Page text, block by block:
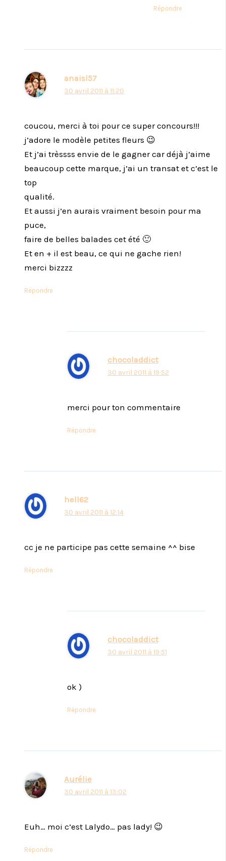
Répondre
anaisl57
30 avril 2011 à 11:20
coucou, merci à toi pour ce super concours!!!
j’adore le modèle petites fleurs 😉
Et j’ai trèssss envie de le gagner car déjà j’aime
beaucoup cette marque, j’ai un transat et c’est le
top
qualité.
Et aussi j’en aurais vraiment besoin pour ma
puce,
faire de belles balades cet été 🙂
Et en + il est beau, ce qui ne gache rien!
merci bizzzz
Répondre
chocoladdict
30 avril 2011 à 19:52
merci pour ton commentaire
Répondre
hell62
30 avril 2011 à 12:14
cc je ne participe pas cette semaine ^^ bise
Répondre
chocoladdict
30 avril 2011 à 19:51
ok )
Répondre
Aurélie
30 avril 2011 à 13:02
Euh… moi c’est Lalydo… pas lady! 😉
Répondre